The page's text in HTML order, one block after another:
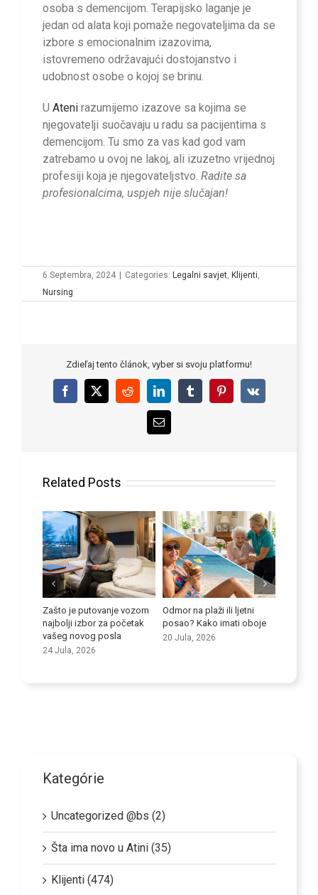
osoba s demencijom. Terapijsko laganje je
jedan od alata koji pomaže negovateljima da se
izbore s emocionalnim izazovima,
istovremeno održavajući dostojanstvo i
udobnost osobe o kojoj se brinu.
U Ateni razumijemo izazove sa kojima se
njegovatelji suočavaju u radu sa pacijentima s
demencijom. Tu smo za vas kad god vam
zatrebamo u ovoj ne lakoj, ali izuzetno vrijednoj
profesiji koja je njegovateljstvo. Radite sa
profesionalcima, uspjeh nije slučajan!
6 Septembra, 2024 | Categories: Legalni savjet, Klijenti,
Nursing
Zdieľaj tento článok, vyber si svoju platformu!
Facebook
X RedditLinkedInTumblrPinterest
Vk
Email
Related Posts
Zašto je putovanje vozom
najbolji izbor za početak
vašeg novog posla
24 Jula, 2026
Odmor na plaži ili ljetni
posao? Kako imati oboje
20 Jula, 2026
Kategórie
Uncategorized @bs (2)
Šta ima novo u Atini (35)
Klijenti (474)